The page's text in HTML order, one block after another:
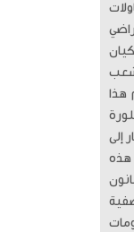
هذا
إلى